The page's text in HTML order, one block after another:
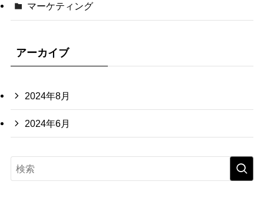
マーケティング
アーカイブ
2024年8月
2024年6月